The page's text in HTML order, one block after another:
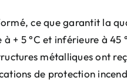
ce que garantit la
+ 5 °C et inférieure à
métalliques ont
de protection